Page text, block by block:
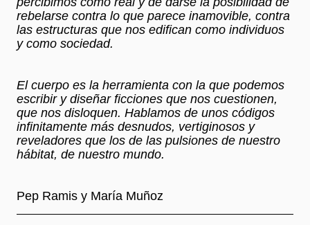
rebelarse contra lo que parece inamovible, contra
las estructuras que nos edifican como individuos
y como sociedad.
El cuerpo es la herramienta con la que podemos
escribir y diseñar ficciones que nos cuestionen,
que nos disloquen. Hablamos de unos códigos
infinitamente más desnudos, vertiginosos y
reveladores que los de las pulsiones de nuestro
hábitat, de nuestro mundo.
Pep Ramis y María Muñoz